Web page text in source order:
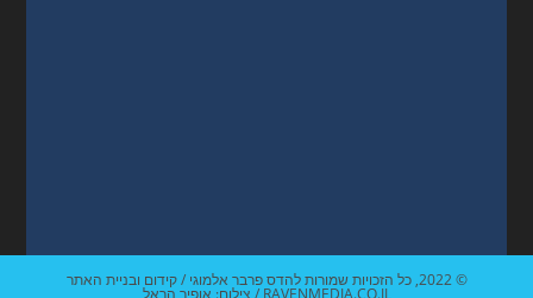
© 2022, כל הזכויות שמורות להדס פרבר אלמוגי / קידום ובניית האתר
RAVENMEDIA.CO.IL / צילום: אופיר הראל